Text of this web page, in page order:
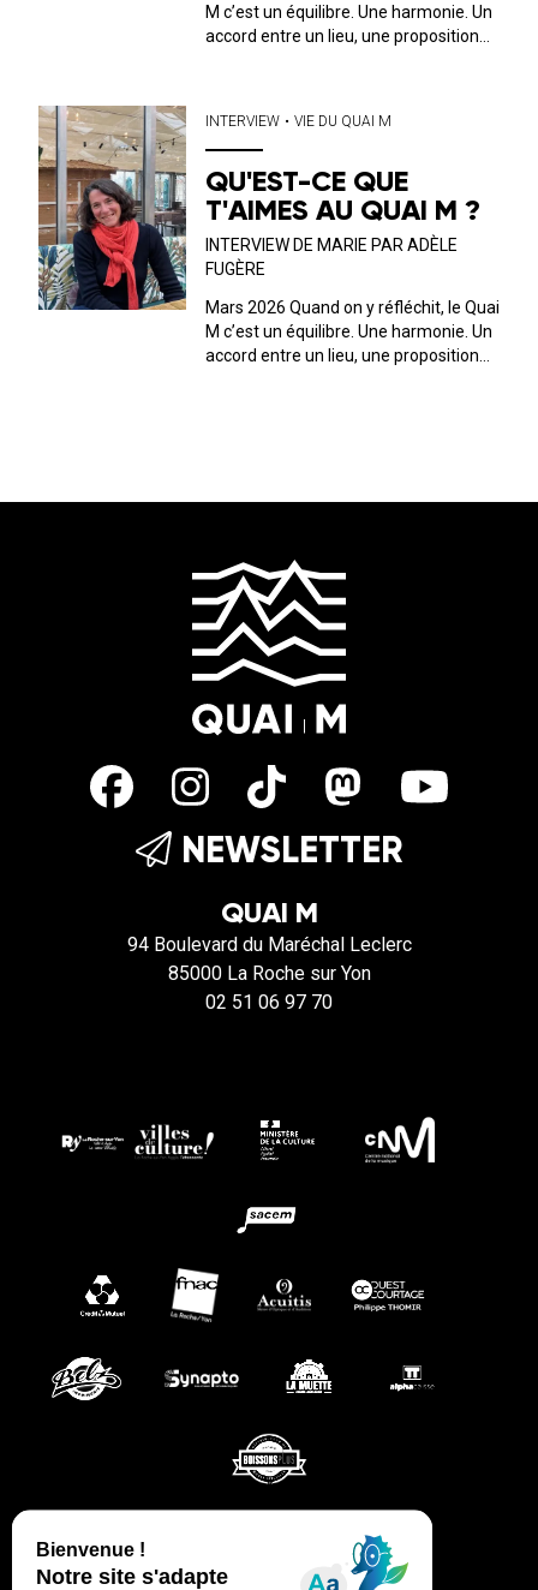
M c’est un équilibre. Une harmonie. Un
accord entre un lieu, une proposition
discute avec l’un ou...
INTERVIEW • VIE DU QUAI M
QU'EST-CE QUE
T'AIMES AU QUAI M ?
INTERVIEW DE MARIE PAR ADÈLE
FUGÈRE
Mars 2026 Quand on y réfléchit, le Quai
M c’est un équilibre. Une harmonie. Un
accord entre un lieu, une proposition
NEWSLETTER
QUAI M
94 Boulevard du Maréchal Leclerc
85000 La Roche sur Yon
02 51 06 97 70